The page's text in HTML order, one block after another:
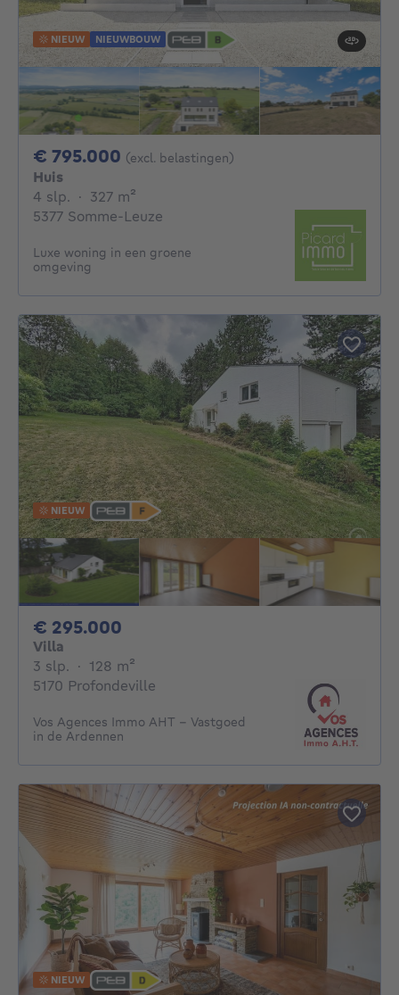
NIEUW NIEUWBOUW
€ 795.000 795000€
(excl. belastingen)
Huis
4 slp. 4 slaapkamers
· 327 m²
5377 Somme-Leuze
Luxe woning in een groene
omgeving
NIEUW
€ 295.000
Villa
3 slp. 3 slaapkamers
· 128 m²
5170 Profondeville
Vos Agences Immo AHT - Vastgoed
in de Ardennen
NIEUW